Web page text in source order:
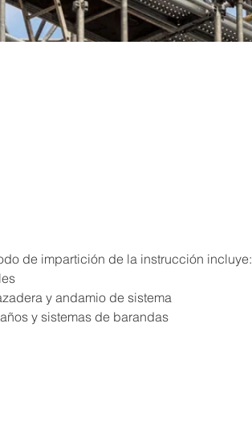
de impartición de la instrucción incluye:
y andamio de sistema
y sistemas de barandas